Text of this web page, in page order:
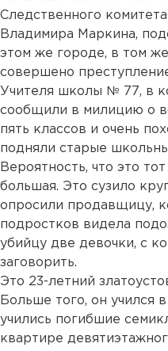
Следственного
Владимира Маркина,
этом же городе, в том
совершено
Учителя школы № 77, в
сообщили в милицию о
пять классов и очень
подняли старые
Вероятность, что это
большая. Это сузило
опросили продавщицу,
подростков видела
убийцу две девочки, с
заговорить.
Это 23-летний
Больше того, он учился
учились погибшие
квартире